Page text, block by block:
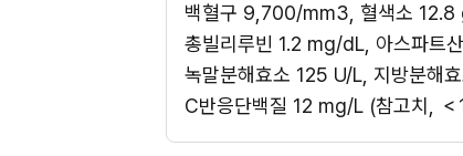
백혈구 9,700/mm3, 혈색소
총빌리루빈 1.2 mg/dL, 아스파트
녹말분해효소 125 U/L, 지방분해
C반응단백질 12 mg/L (참고치, ＜